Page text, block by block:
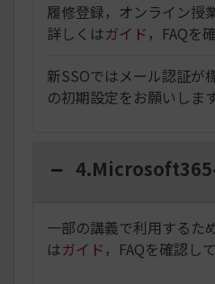
履修登録，オンライン授
詳しくはガイド ， FAQを
新SSOではメール認証が
の初期設定をお願いしま
4.Microsoft365
一部の講義で利用するた
はガイド ， FAQを確認し